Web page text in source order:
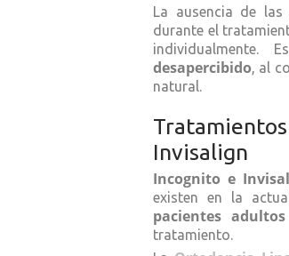
La ausencia de
durante el
individualmente.
desapercibido, al
natural.
Invisalign
Incognito e
existen en la
pacientes adultos
tratamiento.